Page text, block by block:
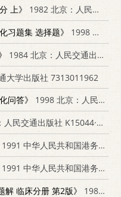
上》
1982 北京：人民交通出版社 15044·6405
习题集 选择题》
1998 北京：人民交通出版社 7114030851
1984 北京：人民交通出版社 15044.6475
大学出版社 7313011962
问答》
1998 北京：人民交通出版社 7114030843
民交通出版社 K15044·6404
1991 中华人民共和国港务监督局
1991 中华人民共和国港务监督局
解 临床分册 第2版》
1988 北京：人民卫生出版社 7117007060